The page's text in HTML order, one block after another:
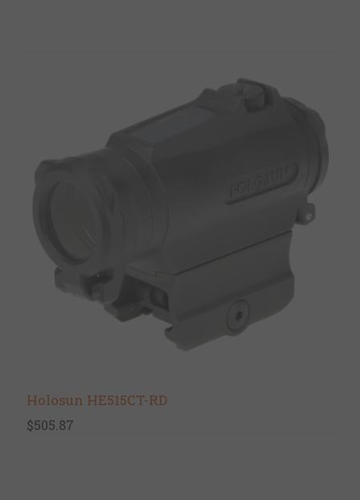
Holosun HE515CT-RD
$505.87